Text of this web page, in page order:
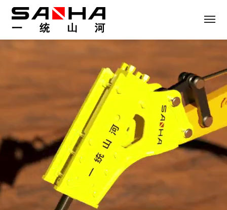
Main
常见问题
售前常见问题
售后常见问题
优惠促销活动